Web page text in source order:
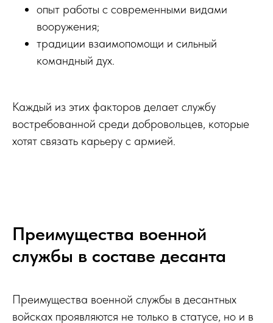
опыт работы с современными видами
вооружения;
традиции взаимопомощи и сильный
командный дух.
Каждый из этих факторов делает службу
востребованной среди добровольцев, которые
хотят связать карьеру с армией.
Преимущества военной
службы в составе десанта
Преимущества военной службы в десантных
войсках проявляются не только в статусе, но и в